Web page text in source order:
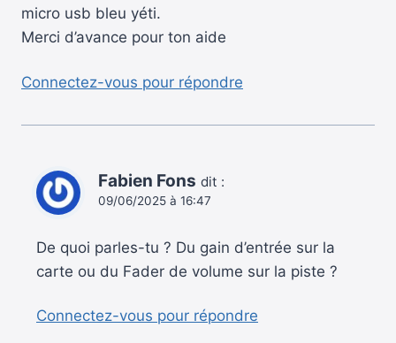
micro usb bleu yéti.
Merci d’avance pour ton aide
Connectez-vous pour répondre
Fabien Fons dit :
09/06/2025 à 16:47
De quoi parles-tu ? Du gain d’entrée sur la
carte ou du Fader de volume sur la piste ?
Connectez-vous pour répondre